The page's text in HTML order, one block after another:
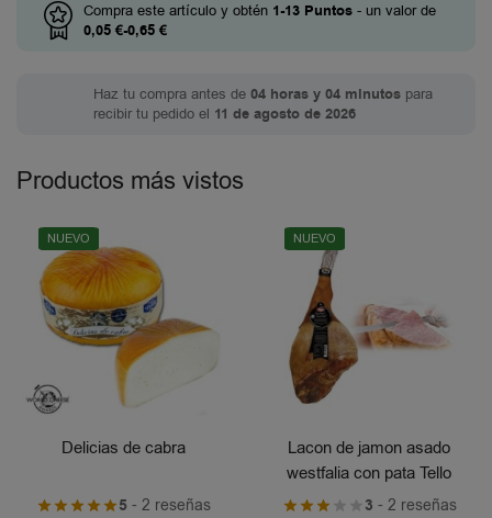
Compra este artículo y obtén 1-13 Puntos - un valor de
0,05 €-0,65 €
Haz tu compra antes de 04 horas y 04 minutos para
recibir tu pedido el 11 de agosto de 2026
Productos más vistos
NUEVO
Delicias de cabra
5- 2 reseñas
NUEVO
Lacon de jamon asado
westfalia con pata Tello
3 - 2 reseñas